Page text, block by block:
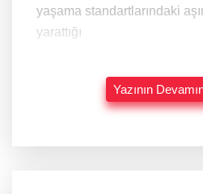
yaşama standartlarındaki
yarattığı
Yazının